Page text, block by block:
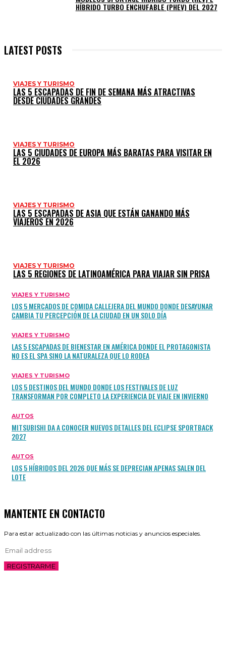
HÍBRIDO TURBO ENCHUFABLE (PHEV) DEL 2027
LATEST POSTS
VIAJES Y TURISMO
LAS 5 ESCAPADAS DE FIN DE SEMANA MÁS ATRACTIVAS
DESDE CIUDADES GRANDES
VIAJES Y TURISMO
LAS 5 CIUDADES DE EUROPA MÁS BARATAS PARA VISITAR EN
EL 2026
VIAJES Y TURISMO
LAS 5 ESCAPADAS DE ASIA QUE ESTÁN GANANDO MÁS
VIAJEROS EN 2026
VIAJES Y TURISMO
LAS 5 REGIONES DE LATINOAMÉRICA PARA VIAJAR SIN PRISA
VIAJES Y TURISMO
LOS 5 MERCADOS DE COMIDA CALLEJERA DEL MUNDO DONDE DESAYUNAR
CAMBIA TU PERCEPCIÓN DE LA CIUDAD EN UN SOLO DÍA
VIAJES Y TURISMO
LAS 5 ESCAPADAS DE BIENESTAR EN AMÉRICA DONDE EL PROTAGONISTA
NO ES EL SPA SINO LA NATURALEZA QUE LO RODEA
VIAJES Y TURISMO
LOS 5 DESTINOS DEL MUNDO DONDE LOS FESTIVALES DE LUZ
TRANSFORMAN POR COMPLETO LA EXPERIENCIA DE VIAJE EN INVIERNO
AUTOS
MITSUBISHI DA A CONOCER NUEVOS DETALLES DEL ECLIPSE SPORTBACK
2027
AUTOS
LOS 5 HÍBRIDOS DEL 2026 QUE MÁS SE DEPRECIAN APENAS SALEN DEL
LOTE
MANTENTE EN CONTACTO
Para estar actualizado con las últimas noticias y anuncios especiales.
REGISTRARME